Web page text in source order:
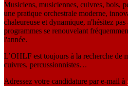
Musiciens, musiciennes, cuivres, bois,
une pratique orchestrale moderne,
chaleureuse et dynamique, n'hésitez
programmes se renouvelant
l'année.
L’OHLF est toujours à la recherche de
cuivres, percussionnistes…
Adressez votre candidature par e-mail à